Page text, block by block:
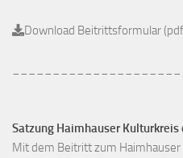
Download Beitrittsformular
Satzung Haimhauser Kulturkreis
Mit dem Beitritt zum